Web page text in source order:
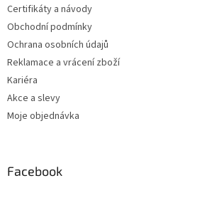
Certifikáty a návody
Obchodní podmínky
Ochrana osobních údajů
Reklamace a vrácení zboží
Kariéra
Akce a slevy
Moje objednávka
Facebook